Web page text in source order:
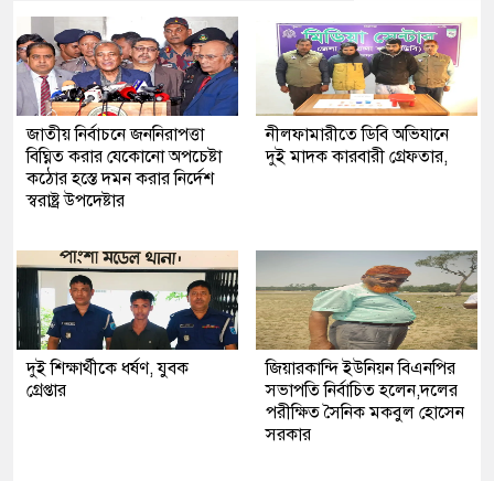
জাতীয় নির্বাচনে জননিরাপত্তা
বিঘ্নিত করার যেকোনো অপচেষ্টা
কঠোর হস্তে দমন করার নির্দেশ
স্বরাষ্ট্র উপদেষ্টার
নীলফামারীতে ডিবি অভিযানে
দুই মাদক কারবারী গ্রেফতার,
দুই শিক্ষার্থীকে ধর্ষণ, যুবক
গ্রেপ্তার
জিয়ারকান্দি ইউনিয়ন বিএনপির
সভাপতি নির্বাচিত হলেন,দলের
পরীক্ষিত সৈনিক মকবুল হোসেন
সরকার